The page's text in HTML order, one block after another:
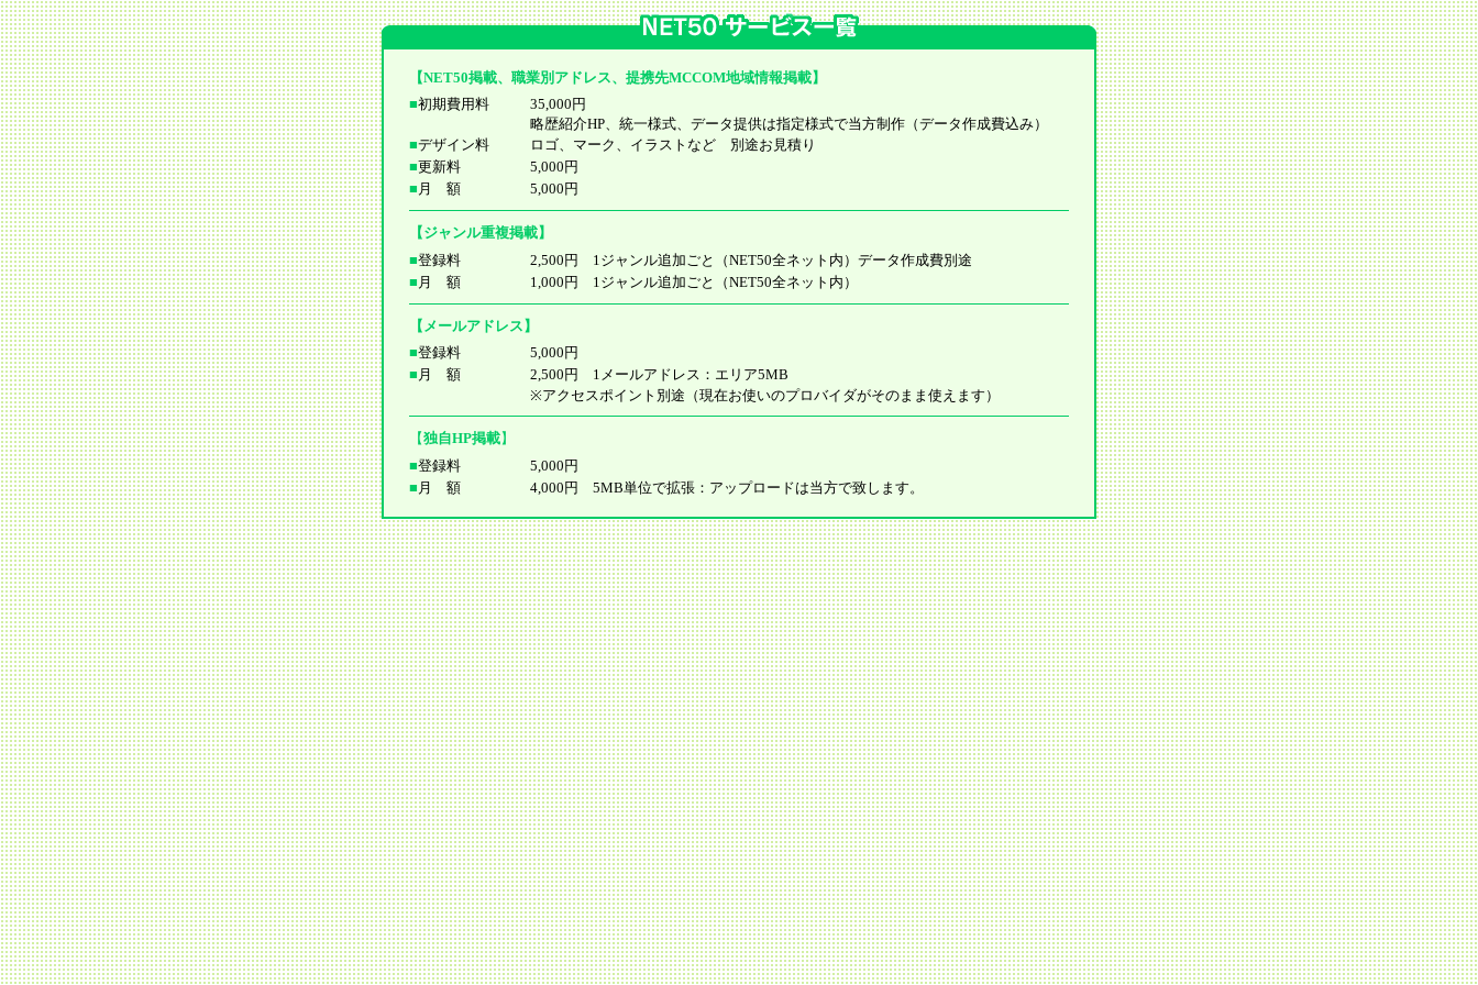
【NET50掲載、職業別アドレス、提携先MCCOM地域情報掲載】
■初期費用料
35,000円
略歴紹介HP、統一様式、データ提供は指定様式で当方制作（データ作成費込み）
■デザイン料
ロゴ、マーク、イラストなど 別途お見積り
■更新料
5,000円
■ 月 額 5,000円
【ジャンル重複掲載】
■登録料
2,500円 1ジャンル追加ごと（NET50全ネット内）データ作成費別途
■ 月 額 1,000円 1ジャンル追加ごと（NET50全ネット内）
【メールアドレス】
■登録料
5,000円
■ 月 額
2,500円 1メールアドレス：エリア5MB
※アクセスポイント別途（現在お使いのプロバイダがそのまま使えます）
【独自HP掲載】
■登録料
5,000円
■ 月 額 4,000円 5MB単位で拡張：アップロードは当方で致します。